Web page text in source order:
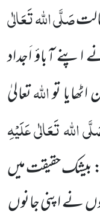
صَلَّی اللہ تَعَالٰی
آباؤ اَجداد
تواللہتعالیٰ
اللہ تَعَالٰی عَلَیْہِ
حقیقت میں
نے اپنی جانوں